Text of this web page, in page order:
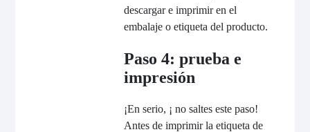
descargar e imprimir en el
embalaje o etiqueta del producto.
Paso 4: prueba e
impresión
¡En serio, ¡ no saltes este paso!
Antes de imprimir la etiqueta de